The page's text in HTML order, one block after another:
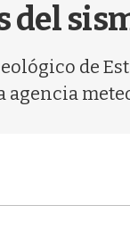
del
de
agencia